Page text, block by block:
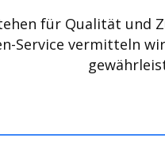
für Qualität
Service vermitteln